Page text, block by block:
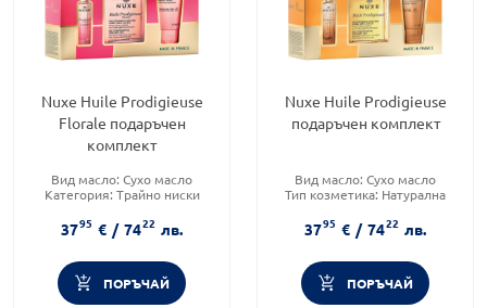
Nuxe Huile Prodigieuse
Florale подаръчен
комплект
Вид масло: Сухо масло
Категория: Трайно ниски
Тип козметика:Натурална
козметика
3795 € / 7422 лв.
ПОРЪЧАЙ
Nuxe Huile Prodigieuse
подаръчен комплект
Вид масло: Сухо масло
Тип козметика: Натурална
Форма на продукта:
комплект
3795 € / 7422 лв.
ПОРЪЧАЙ